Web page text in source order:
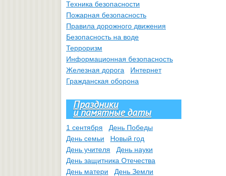
Техника безопасности
Пожарная безопасность
Правила дорожного движения
Безопасность на воде
Терроризм
Информационная безопасность
Железная дорога
Интернет
Гражданская оборона
Праздники
и памятные даты
1 сентября
День Победы
День семьи
Новый год
День учителя
День науки
День защитника Отечества
День матери
День Земли